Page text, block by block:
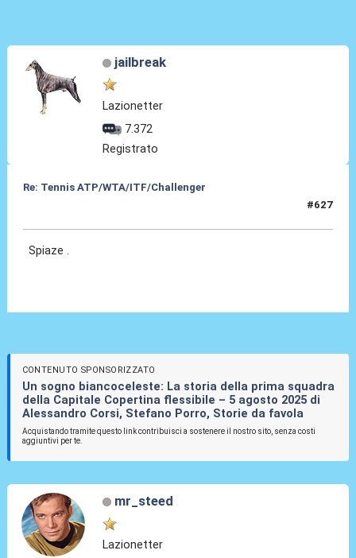
jailbreak
Lazionetter
7.372
Registrato
Re: Tennis ATP/WTA/ITF/Challenger
#627
Spiaze .
CONTENUTO SPONSORIZZATO
Un sogno biancoceleste: La storia della prima squadra
della Capitale Copertina flessibile – 5 agosto 2025 di
Alessandro Corsi, Stefano Porro, Storie da favola
Acquistando tramite questo link contribuisci a sostenere il nostro sito, senza costi
aggiuntivi per te.
mr_steed
Lazionetter